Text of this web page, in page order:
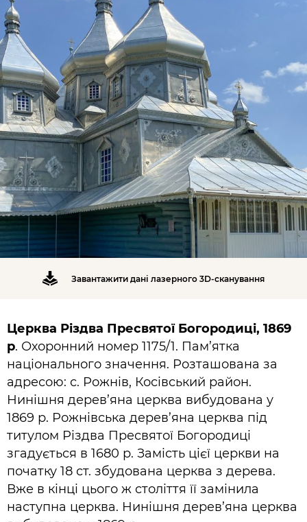
Завантажити дані лазерного 3D-сканування
Церква Різдва Пресвятої Богородиці, 1869
р. Охоронний номер 1175/1. Пам’ятка
національного значення. Розташована за
адресою: с. Рожнів, Косівський район.
Нинішня дерев’яна церква вибудована у
1869 р. Рожнівська дерев’яна церква під
титулом Різдва Пресвятої Богородиці
згадується в 1680 р. Замість цієї церкви на
початку 18 ст. збудована церква з дерева.
Вже в кінці цього ж століття її замінила
наступна церква. Нинішня дерев’яна церква